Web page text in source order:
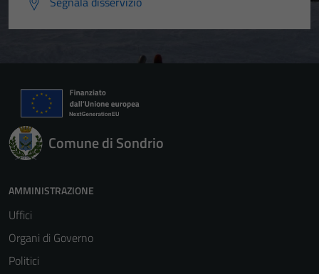
Comune di Sondrio
AMMINISTRAZIONE
Uffici
Organi di Governo
Politici
Tecnici